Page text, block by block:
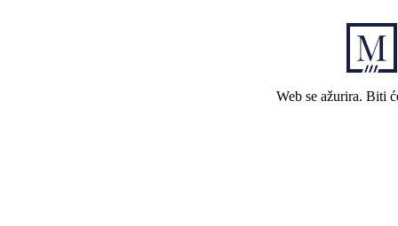
Web se ažurira. Biti